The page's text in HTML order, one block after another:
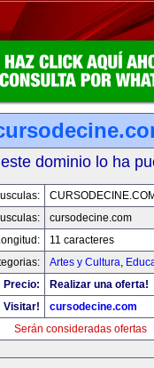
dominio lo ha
CURSODECINE.COM
cursodecine.com
11 caracteres
Artes y Cultura,
Precio:
Realizar una oferta!
Visitar!
cursodecine.com
Serán consideradas ofertas